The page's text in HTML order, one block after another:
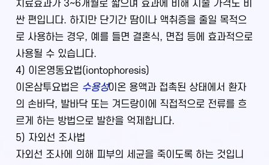
치료효과가 3∼6개월로 짧으며 효과에 비해 시술 가격도 비
싼 편입니다. 하지만 단기간 땀이나 액취증을 줄일 목적으
로 사용하는 경우, 예를 들면 결혼식, 면접 등에 효과적으로
사용될 수 있습니다.
4) 이온영동요법(iontophoresis)
이온삼투요법은 수용성이온 용액과 접촉된 상태에서 환자
의 손바닥, 발바닥 또는 겨드랑이에 직접적으로 전류를 흐
르게 하는 방법으로 발한을 억제합니다.
5) 자외선 조사법
자외선 조사에 의해 피부의 세균을 죽이도록 하는 것입니